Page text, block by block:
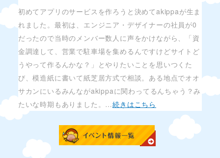
初めてアプリのサービスを作ろうと決めてakippaが生ま
れました。最初は、エンジニア・デザイナーの社員が0
だったので当時のメンバー数人に声をかけながら、「資
金調達して、営業で駐車場を集めるんですけどサイトど
うやって作るんかな？」とやりたいことを思いつくた
び、模造紙に書いて紙芝居方式で相談。ある地点でオオ
サカンにいるみんながakippaに関わってるんちゃう？み
たいな時期もありました。…続きはこちら